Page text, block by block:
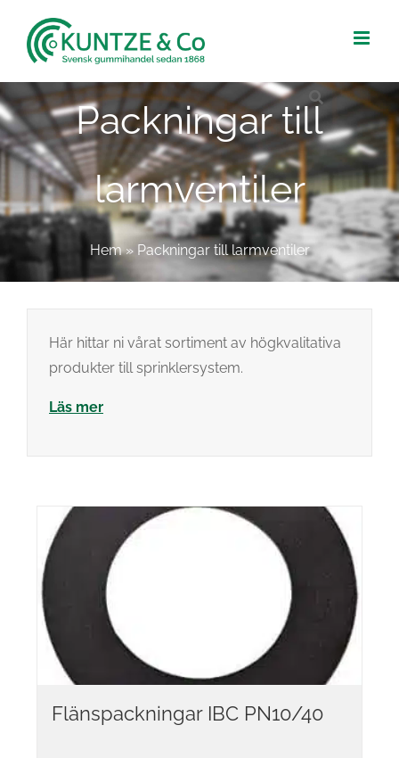
innehållet
Packningar till
larmventiler
Hem» Packningar till larmventiler
Här hittar ni vårat sortiment av högkvalitativa
produkter till sprinklersystem.
Läs mer
Flänspackningar IBC PN10/40